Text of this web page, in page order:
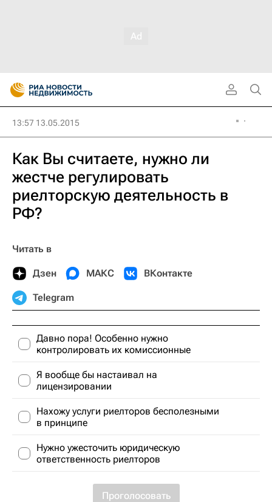
13:57 13.05.2015
Как Вы считаете, нужно ли
жестче регулировать
риелторскую деятельность в
РФ?
Читать в
Дзен МАКС ВКонтакте
Telegram
Давно пора! Особенно нужно
контролировать их комиссионные
Я вообще бы настаивал на
лицензировании
Нахожу услуги риелторов бесполезными
в принципе
Нужно ужесточить юридическую
ответственность риелторов
Проголосовать